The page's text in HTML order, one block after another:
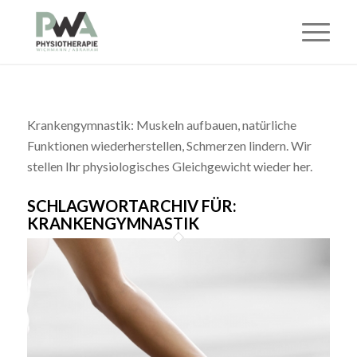
Krankengymnastik: Muskeln aufbauen, natürliche
Funktionen wiederherstellen, Schmerzen lindern. Wir
stellen Ihr physiologisches Gleichgewicht wieder her.
SCHLAGWORTARCHIV FÜR:
KRANKENGYMNASTIK